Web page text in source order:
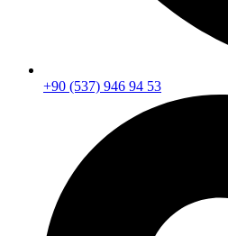
+90 (537) 946 94 53